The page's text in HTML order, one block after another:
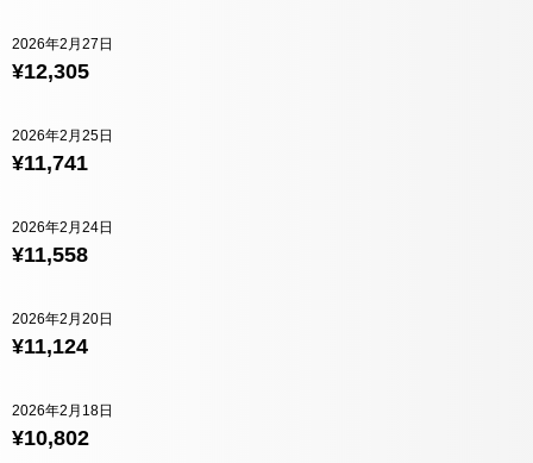
¥12,305
2026年2月27日
¥11,741
2026年2月25日
¥11,558
2026年2月24日
¥11,124
2026年2月20日
¥10,802
2026年2月18日